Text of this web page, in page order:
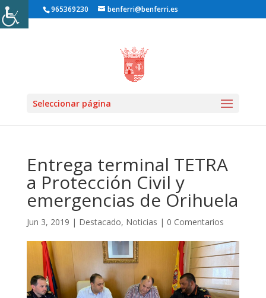
965369230 benferri@benferri.es
Seleccionar página
Inicio1»Noticias»Destacado
» Entrega terminal TETRA a
Entrega terminal TETRA
a Protección Civil y
emergencias de Orihuela
Jun 3, 2019 | Destacado, Noticias | 0 Comentarios